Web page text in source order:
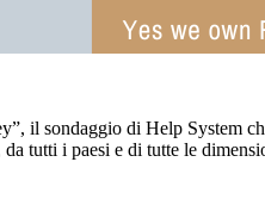
il sondaggio di Help System
tutti i paesi e di tutte le